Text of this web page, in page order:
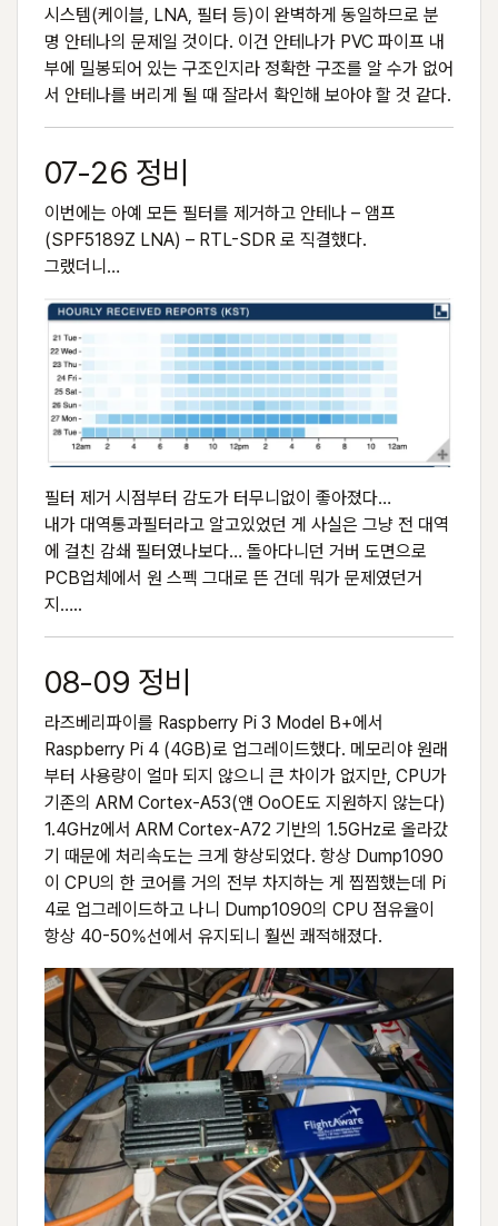
시스템(케이블, LNA, 필터 등)이 완벽하게 동일하므로 분
명 안테나의 문제일 것이다. 이건 안테나가 PVC 파이프 내
부에 밀봉되어 있는 구조인지라 정확한 구조를 알 수가 없어
서 안테나를 버리게 될 때 잘라서 확인해 보아야 할 것 같다.
07-26 정비
이번에는 아예 모든 필터를 제거하고 안테나 – 앰프
(SPF5189Z LNA) – RTL-SDR 로 직결했다.
그랬더니…
필터 제거 시점부터 감도가 터무니없이 좋아졌다…
내가 대역통과필터라고 알고있었던 게 사실은 그냥 전 대역
에 걸친 감쇄 필터였나보다… 돌아다니던 거버 도면으로
PCB업체에서 원 스펙 그대로 뜬 건데 뭐가 문제였던거
지…..
08-09 정비
라즈베리파이를 Raspberry Pi 3 Model B+에서
Raspberry Pi 4 (4GB)로 업그레이드했다. 메모리야 원래
부터 사용량이 얼마 되지 않으니 큰 차이가 없지만, CPU가
기존의 ARM Cortex-A53(얜 OoOE도 지원하지 않는다)
1.4GHz에서 ARM Cortex-A72 기반의 1.5GHz로 올라갔
기 때문에 처리속도는 크게 향상되었다. 항상 Dump1090
이 CPU의 한 코어를 거의 전부 차지하는 게 찝찝했는데 Pi
4로 업그레이드하고 나니 Dump1090의 CPU 점유율이
항상 40-50%선에서 유지되니 훨씬 쾌적해졌다.